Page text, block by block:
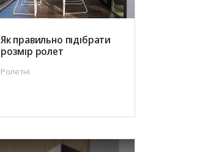
Як правильно підібрати
розмір ролет
Ролетні